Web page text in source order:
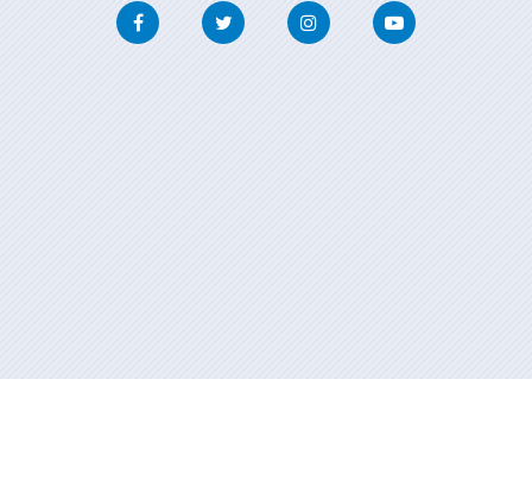
FacebookTwitter InstagramYoutube